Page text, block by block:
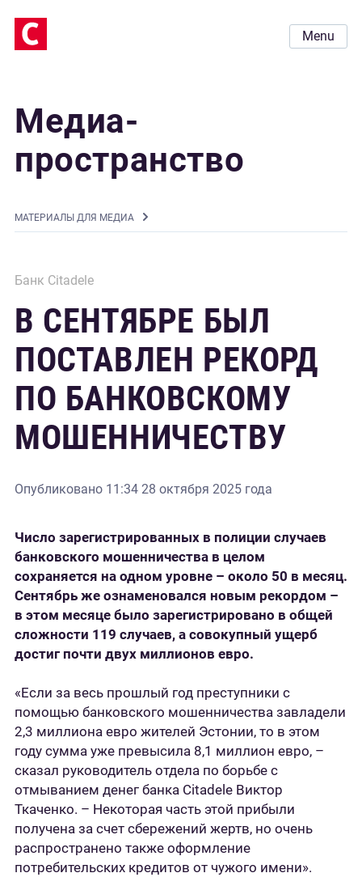
Menu
Медиа-
пространство
MАТЕРИАЛЫ ДЛЯ МЕДИА
Банк Citadele
В СЕНТЯБРЕ БЫЛ
ПОСТАВЛЕН РЕКОРД
ПО БАНКОВСКОМУ
МОШЕННИЧЕСТВУ
Опубликовано 11:34 28 октября 2025 года
Число зарегистрированных в полиции случаев
банковского мошенничества в целом
сохраняется на одном уровне – около 50 в месяц.
Сентябрь же ознаменовался новым рекордом –
в этом месяце было зарегистрировано в общей
сложности 119 случаев, а совокупный ущерб
достиг почти двух миллионов евро.
«Если за весь прошлый год преступники с
помощью банковского мошенничества завладели
2,3 миллиона евро жителей Эстонии, то в этом
году сумма уже превысила 8,1 миллион евро, –
сказал руководитель отдела по борьбе с
отмыванием денег банка Citadele Виктор
Ткаченко. – Некоторая часть этой прибыли
получена за счет сбережений жертв, но очень
распространено также оформление
потребительских кредитов от чужого имени».